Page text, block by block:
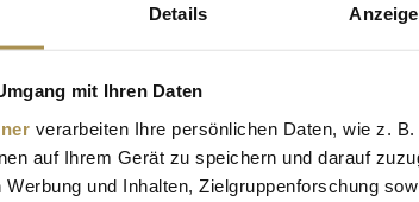
Details
mit Ihren Daten
verarbeiten Ihre persönlichen Daten, wie z.
auf Ihrem Gerät zu speichern und darauf
und Inhalten, Zielgruppenforschung
Advertisement